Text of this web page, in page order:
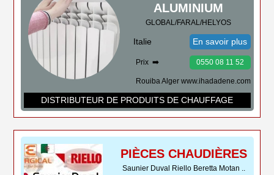
ALUMINIUM
GLOBAL/FARAL/HELYOS
Italie En savoir plus
Prix ➡️ 0550 08 11 52
Rouiba Alger www.ihadadene.com
DISTRIBUTEUR DE PRODUITS DE CHAUFFAGE
PIÈCES CHAUDIÈRES
Saunier Duval Riello Beretta Motan ..